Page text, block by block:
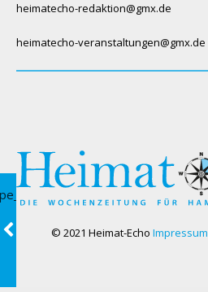
heimatecho-redaktion@gmx.de
heimatecho-veranstaltungen@gmx.de
© 2021 Heimat-Echo Impressum